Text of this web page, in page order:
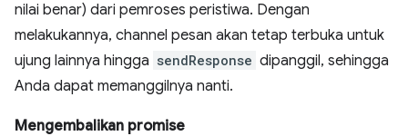
nilai benar) dari pemroses peristiwa. Dengan
melakukannya, channel pesan akan tetap terbuka untuk
ujung lainnya hingga sendResponse dipanggil, sehingga
Anda dapat memanggilnya nanti.
Mengembalikan promise